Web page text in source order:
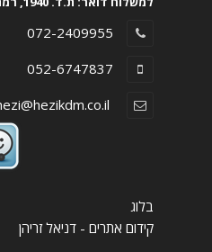
072-2409955
052-6747837
בלוג
קידום אתרים - דניאל זריהן